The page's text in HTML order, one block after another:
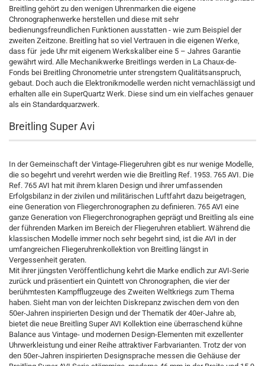
Breitling gehört zu den wenigen Uhrenmarken die eigene
Chronographenwerke herstellen und diese mit sehr
bedienungsfreundlichen Funktionen ausstatten - wie zum Beispiel der
zweiten Zeitzone. Breitling hat so viel Vertrauen in die eigenen Werke,
dass für jede Uhr mit eigenem Werkskaliber eine 5 – Jahres Garantie
gewährt wird. Alle Mechanikwerke Breitlings werden in La Chaux-de-
Fonds bei Breitling Chronometrie unter strengstem Qualitätsanspruch,
gebaut. Doch auch die Elektronikmodelle werden nicht vernachlässigt und
erhalten alle ein SuperQuartz Werk. Diese sind um ein vielfaches genauer
als ein Standardquarzwerk.
Breitling Super Avi
In der Gemeinschaft der Vintage-Fliegeruhren gibt es nur wenige Modelle,
die so begehrt und verehrt werden wie die Breitling Ref. 1953. 765 AVI. Die
Ref. 765 AVI hat mit ihrem klaren Design und ihrer umfassenden
Erfolgsbilanz in der zivilen und militärischen Luftfahrt dazu beigetragen,
eine Generation von Fliegerchronographen zu definieren. 765 AVI eine
ganze Generation von Fliegerchronographen geprägt und Breitling als eine
der führenden Marken im Bereich der Fliegeruhren etabliert. Während die
klassischen Modelle immer noch sehr begehrt sind, ist die AVI in der
umfangreichen Fliegeruhrenkollektion von Breitling längst in
Vergessenheit geraten.
Mit ihrer jüngsten Veröffentlichung kehrt die Marke endlich zur AVI-Serie
zurück und präsentiert ein Quintett von Chronographen, die vier der
berühmtesten Kampfflugzeuge des Zweiten Weltkriegs zum Thema
haben. Sieht man von der leichten Diskrepanz zwischen dem von den
50er-Jahren inspirierten Design und der Thematik der 40er-Jahre ab,
bietet die neue Breitling Super AVI Kollektion eine überraschend kühne
Balance aus Vintage- und modernen Design-Elementen mit exzellenter
Uhrwerkleistung und einer Reihe attraktiver Farbvarianten. Trotz der von
den 50er-Jahren inspirierten Designsprache messen die Gehäuse der